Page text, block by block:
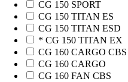
CG 150 SPORT
CG 150 TITAN ES
CG 150 TITAN ESD
* CG 150 TITAN EX
CG 160 CARGO CBS
CG 160 CARGO
CG 160 FAN CBS